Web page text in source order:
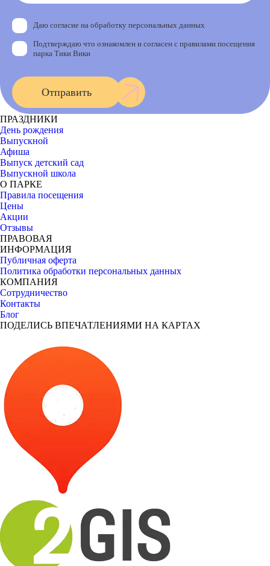
Даю согласие на обработку персональных данных
Подтверждаю что ознакомлен и согласен с правилами посещения
парка Тики Вики
Отправить
ПРАЗДНИКИ
День рождения
Выпускной
Афиша
Выпуск детский сад
Выпускной школа
О ПАРКЕ
Правила посещения
Цены
Акции
Отзывы
ПРАВОВАЯ
ИНФОРМАЦИЯ
Публичная оферта
Политика обработки персональных данных
КОМПАНИЯ
Сотрудничество
Контакты
Блог
ПОДЕЛИСЬ ВПЕЧАТЛЕНИЯМИ НА КАРТАХ